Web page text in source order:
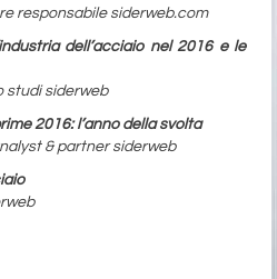
responsabile siderweb.com
dell’acciaio nel 2016 e le
studi siderweb
2016: l’anno della svolta
& partner siderweb